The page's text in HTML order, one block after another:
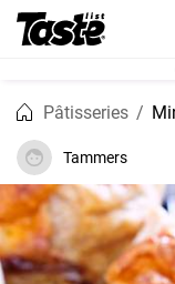
Pâtisseries
Tammers